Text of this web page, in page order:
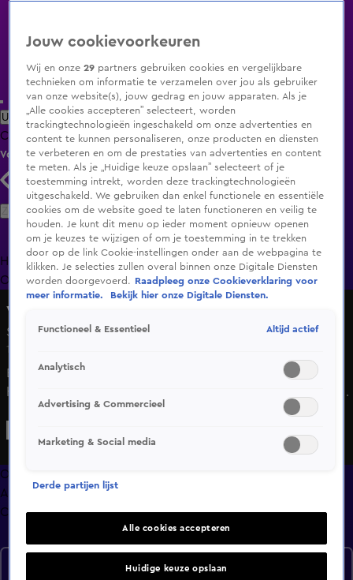
Uitzending Gemist Populaire programma's Zenders Genres
ClipsFilmsRadioSmart TV inlogShop
Volg KIJK
Zoeken
HomeUitzending Gemist Programma's De Bondgenoten
OranjezomerLivestreamsShop
Veronica Inside
Seizoen 2021, aflevering 24
12 nov 2021, 20:30
Bekijk aflevering 24 van Veronica Inside uit seizoen 2021
hier. Deze aflevering is uitgezonden op 12 november, 20:30
uur bij Veronica. Veronica Inside is een Amusement
Overzicht
Afleveringen
Clips
Jouw cookievoorkeuren
Wij en onze29 partners gebruiken cookies en vergelijkbare
technieken om informatie te verzamelen over jou als gebruiker
van onze website(s), jouw gedrag en jouw apparaten. Als je
„Alle cookies accepteren” selecteert, worden
trackingtechnologieën ingeschakeld om onze advertenties en
content te kunnen personaliseren, onze producten en diensten
te verbeteren en om de prestaties van advertenties en content
te meten. Als je „Huidige keuze opslaan” selecteert of je
toestemming intrekt, worden deze trackingtechnologieën
uitgeschakeld. We gebruiken dan enkel functionele en essentiële
cookies om de website goed te laten functioneren en veilig te
houden. Je kunt dit menu op ieder moment opnieuw openen
om je keuzes te wijzigen of om je toestemming in te trekken
door op de link Cookie-instellingen onder aan de webpagina te
klikken. Je selecties zullen overal binnen onze Digitale Diensten
worden doorgevoerd.
Raadpleeg onze Cookieverklaring voor
meer informatie.
Bekijk hier onze Digitale Diensten.
Functioneel & Essentieel Altijd actief
Analytisch
Advertising & Commercieel
Marketing & Social media
Derde partijen lijst
Alle cookies accepteren
Huidige keuze opslaan